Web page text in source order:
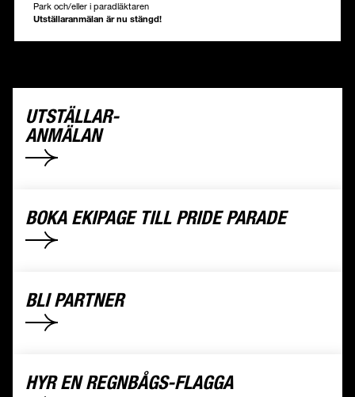
Park och/eller i paradläktaren
Utställaranmälan är nu stängd!
UTSTÄLLAR-
ANMÄLAN
BOKA EKIPAGE TILL PRIDE PARADE
BLI PARTNER
HYR EN REGNBÅGS-FLAGGA